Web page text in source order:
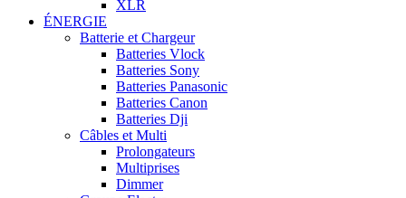
XLR
ÉNERGIE
Batterie et Chargeur
Batteries Vlock
Batteries Sony
Batteries Panasonic
Batteries Canon
Batteries Dji
Câbles et Multi
Prolongateurs
Multiprises
Dimmer